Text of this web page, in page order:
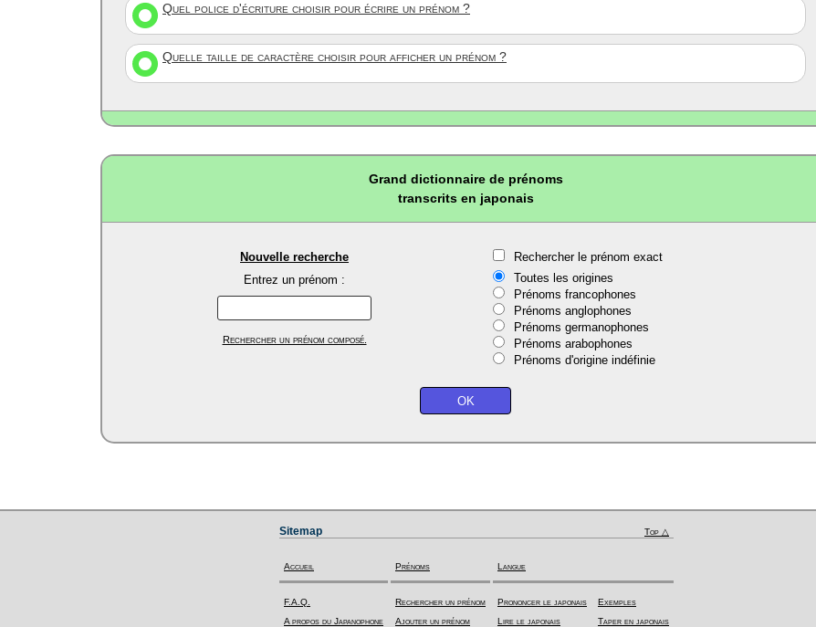
Quel police d'écriture choisir pour écrire un prénom ?
Quelle taille de caractère choisir pour afficher un prénom ?
Grand dictionnaire de prénoms
transcrits en japonais
Nouvelle recherche
Entrez un prénom :
Rechercher un prénom composé.
Rechercher le prénom exact
Toutes les origines
Prénoms francophones
Prénoms anglophones
Prénoms germanophones
Prénoms arabophones
Prénoms d'origine indéfinie
Sitemap Top △
Accueil
F.A.Q.
A propos du Japanophone
Prénoms
Rechercher un prénom
Ajouter un prénom
Langue
Prononcer le japonais
Lire le japonais
Exemples
Taper en japonais